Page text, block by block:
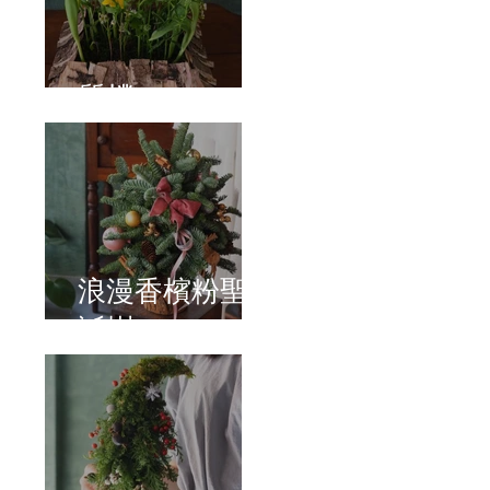
質樸
浪漫香檳粉聖
誕樹